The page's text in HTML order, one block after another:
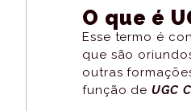
O que é
Esse termo é
que são
outras
função de UGC